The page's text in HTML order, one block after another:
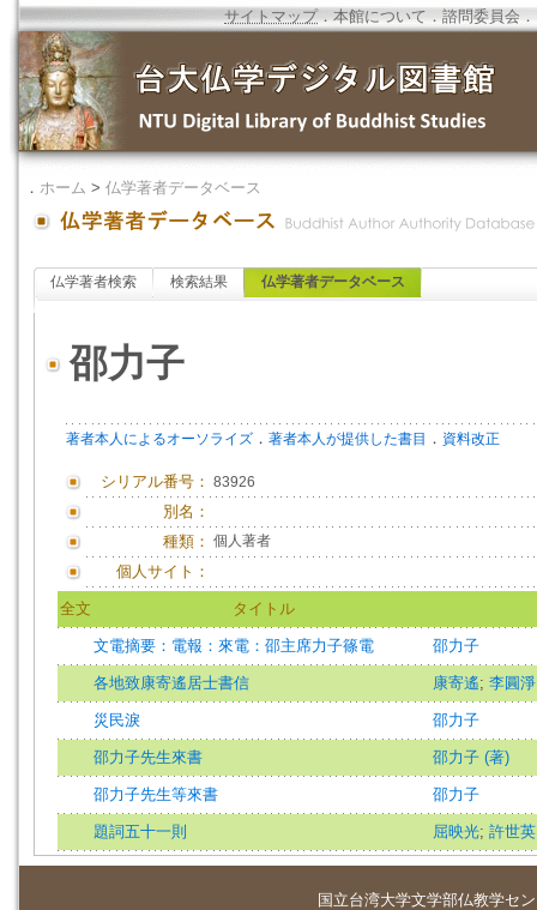
サイトマップ．本館について ．諮問委員会 ．
． ホーム > 仏学著者データベース
仏学著者検索 検索結果 仏学著者データベース
邵力子
著者本人によるオーソライズ ． 著者本人が提供した書目 ． 資料改正
シリアル番号： 83926
別名：
種類： 個人著者
個人サイト：
全文 タイトル
文電摘要：電報：來電：邵主席力子篠電 邵力子
各地致康寄遙居士書信 康寄遙; 李圓淨
災民淚 邵力子
邵力子先生來書 邵力子 (著)
邵力子先生等來書 邵力子
題詞五十一則 屈映光; 許世英
国立台湾大学文学部仏教学セ